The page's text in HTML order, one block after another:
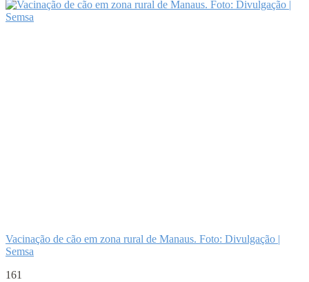
Vacinação de cão em zona rural de Manaus. Foto: Divulgação |
Semsa
161